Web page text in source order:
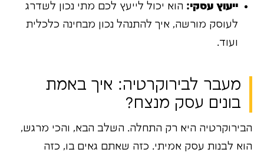
ייעוץ עסקי: הוא יכול לייעץ לכם מתי נכון לשדרג
לעוסק מורשה, איך להתנהל נכון מבחינה כלכלית
ועוד.
מעבר לבירוקרטיה: איך באמת
בונים עסק מנצח?
הבירוקרטיה היא רק התחלה. השלב הבא, והכי מרגש,
הוא לבנות עסק אמיתי. כזה שאתם גאים בו, כזה